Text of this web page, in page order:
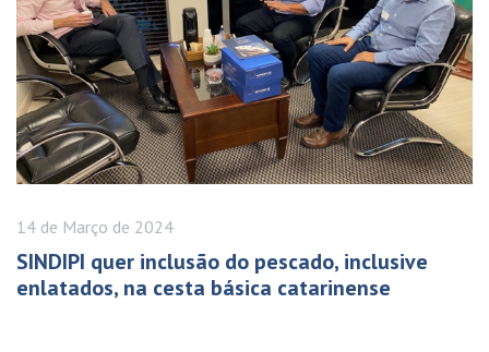
14 de Março de 2024
SINDIPI quer inclusão do pescado, inclusive
enlatados, na cesta básica catarinense